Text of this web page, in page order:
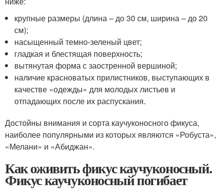
крупные размеры (длина – до 30 см, ширина – до 20
см);
насыщенный темно-зеленый цвет;
гладкая и блестящая поверхность;
вытянутая форма с заостренной вершиной;
наличие красноватых прилистников, выступающих в
качестве «одежды» для молодых листьев и
отпадающих после их распускания.
Достойны внимания и сорта каучуконосного фикуса,
наиболее популярными из которых являются «Робуста»,
«Мелани» и «Абиджан».
Как оживить фикус каучуконосный.
Фикус каучуконосный погибает